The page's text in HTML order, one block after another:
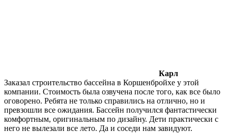
Карл
Заказал строительство бассейна в Коршенбройхе у этой
компании. Стоимость была озвучена после того, как все было
оговорено. Ребята не только справились на отлично, но и
превзошли все ожидания. Бассейн получился фантастически
комфортным, оригинальным по дизайну. Дети практически с
него не вылезали все лето. Да и соседи нам завидуют.